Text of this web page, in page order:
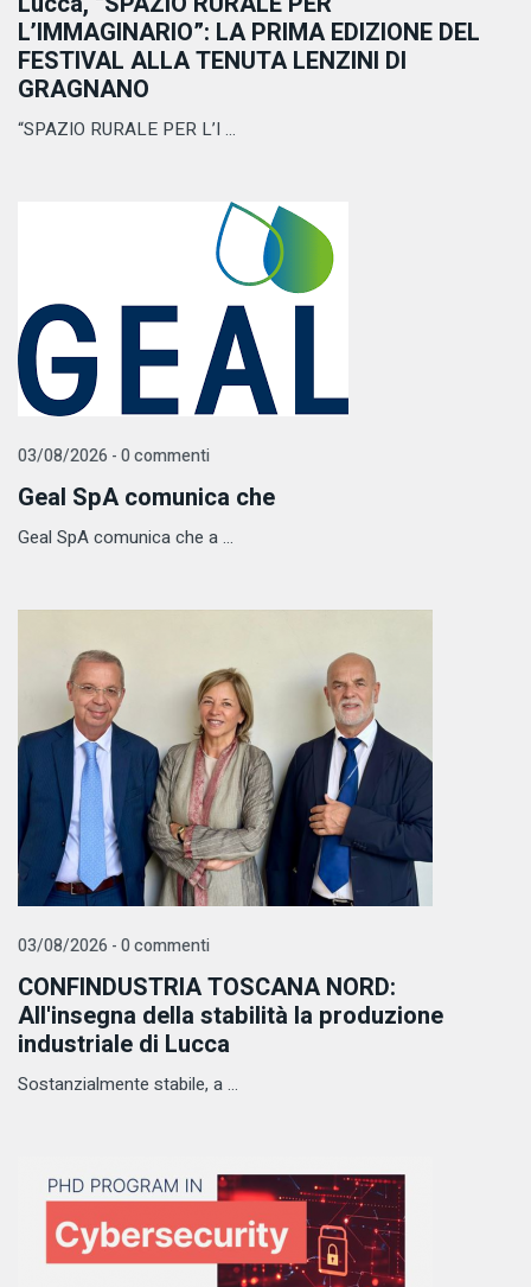
L’IMMAGINARIO”: LA PRIMA EDIZIONE DEL
FESTIVAL ALLA TENUTA LENZINI DI
GRAGNANO
“SPAZIO RURALE PER L’I ...
03/08/2026 - 0 commenti
Geal SpA comunica che
Geal SpA comunica che a ...
03/08/2026 - 0 commenti
CONFINDUSTRIA TOSCANA NORD:
All'insegna della stabilità la produzione
industriale di Lucca
Sostanzialmente stabile, a ...